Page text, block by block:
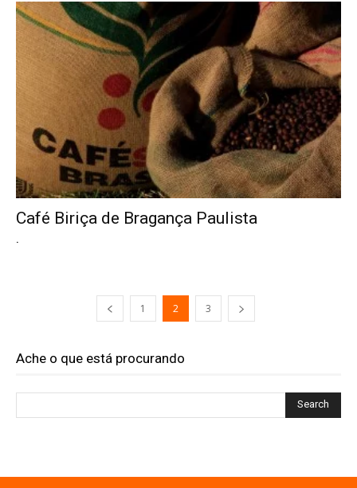
Café Biriça de Bragança Paulista
.
1 2 3
Ache o que está procurando